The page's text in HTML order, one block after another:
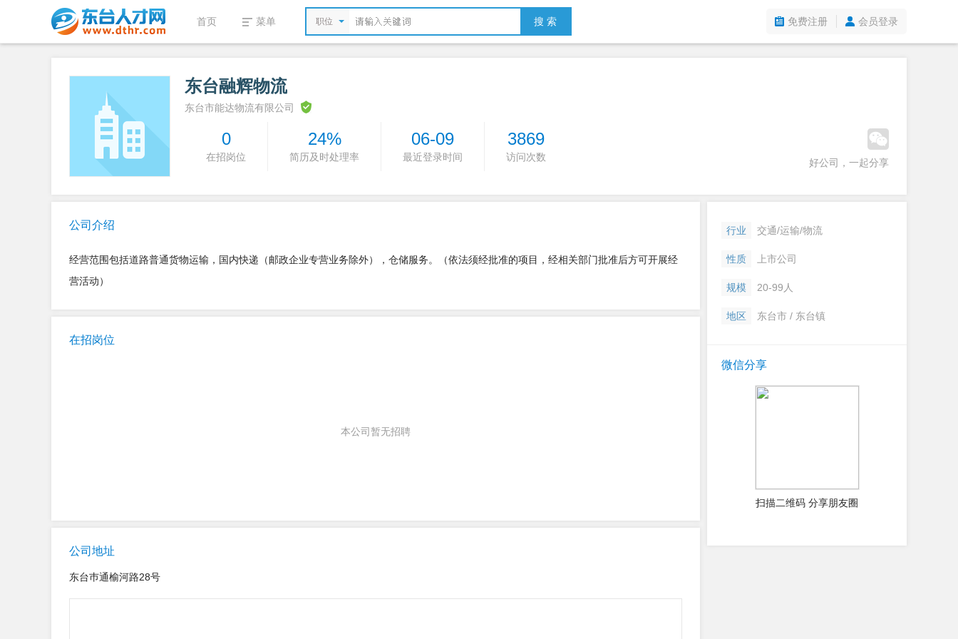
首页 菜单 职位 搜 索 免费注册 会员登录
东台融辉物流
东台市能达物流有限公司
0
在招岗位
24%
简历及时处理率
06-09
最近登录时间
3869
访问次数 好公司，一起分享
公司介绍
经营范围包括道路普通货物运输，国内快递（邮政企业专营业务除外），仓储服务。（依法须经批准的项目，经相关部门批准后方可开展经
营活动）
在招岗位
本公司暂无招聘
公司地址
东台巿通榆河路28号
行业 交通/运输/物流
性质 上市公司
规模 20-99人
地区 东台市 / 东台镇
微信分享
扫描二维码 分享朋友圈